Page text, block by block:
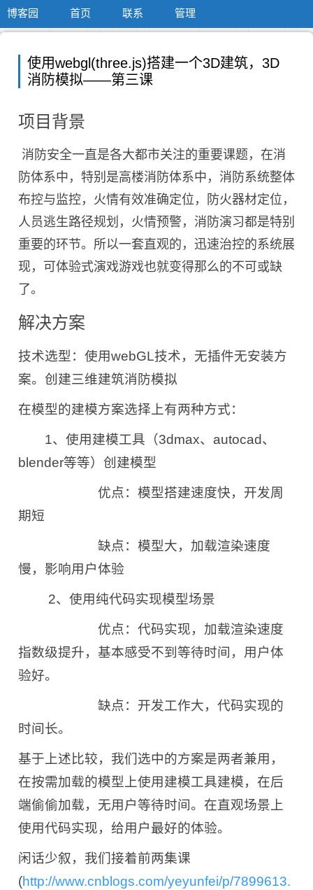
博客园 首页 联系 管理
使用webgl(three.js)搭建一个3D建筑，3D
消防模拟——第三课
项目背景
消防安全一直是各大都市关注的重要课题，在消
防体系中，特别是高楼消防体系中，消防系统整体
布控与监控，火情有效准确定位，防火器材定位，
人员逃生路径规划，火情预警，消防演习都是特别
重要的环节。所以一套直观的，迅速治控的系统展
现，可体验式演戏游戏也就变得那么的不可或缺
了。
解决方案
技术选型：使用webGL技术，无插件无安装方
案。创建三维建筑消防模拟
在模型的建模方案选择上有两种方式：
1、使用建模工具（3dmax、autocad、
blender等等）创建模型
优点：模型搭建速度快，开发周
期短
缺点：模型大，加载渲染速度
慢，影响用户体验
2、使用纯代码实现模型场景
优点：代码实现，加载渲染速度
指数级提升，基本感受不到等待时间，用户体
验好。
缺点：开发工作大，代码实现的
时间长。
基于上述比较，我们选中的方案是两者兼用，
在按需加载的模型上使用建模工具建模，在后
端偷偷加载，无用户等待时间。在直观场景上
使用代码实现，给用户最好的体验。
闲话少叙，我们接着前两集课
(http://www.cnblogs.com/yeyunfei/p/7899613.